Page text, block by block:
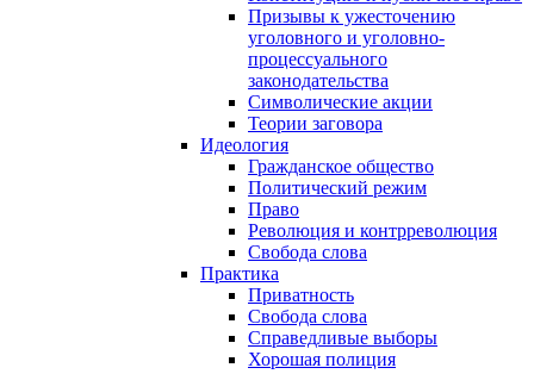
Призывы к ужесточению
уголовного и уголовно-
процессуального
законодательства
Символические акции
Теории заговора
Идеология
Гражданское общество
Политический режим
Право
Революция и контрреволюция
Свобода слова
Практика
Приватность
Свобода слова
Справедливые выборы
Хорошая полиция